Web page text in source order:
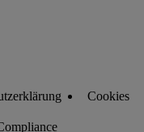
Cookies